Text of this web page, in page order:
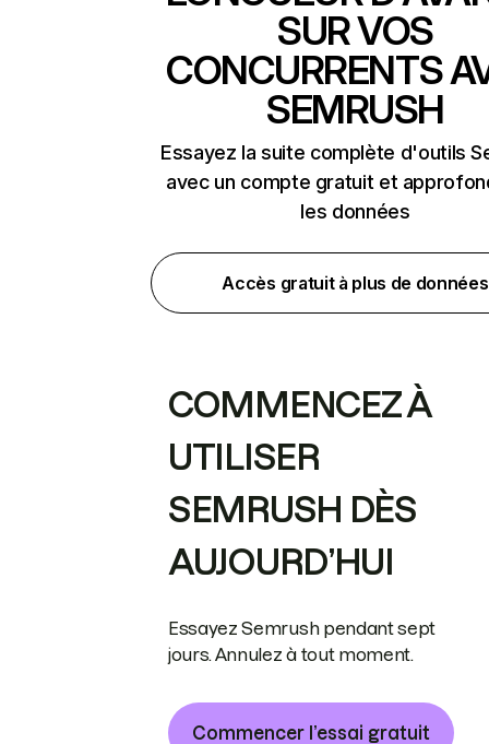
SUR VOS
CONCURRENTS
SEMRUSH
Essayez la suite complète d'outils
avec un compte gratuit et
les données
Accès gratuit à plus de données
COMMENCEZ À
UTILISER
SEMRUSH DÈS
AUJOURD’HUI
Essayez Semrush pendant sept
jours. Annulez à tout moment.
Commencer l’essai gratuit